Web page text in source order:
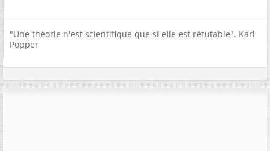
"Une théorie n'est scientifique que si elle est réfutable". Karl
Popper